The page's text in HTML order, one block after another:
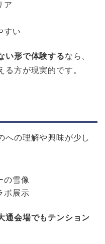
ア
すい
い形で体験するなら、
方が現実的です。
への理解や興味が少し
の雪像
ボ展示
通会場でもテンション